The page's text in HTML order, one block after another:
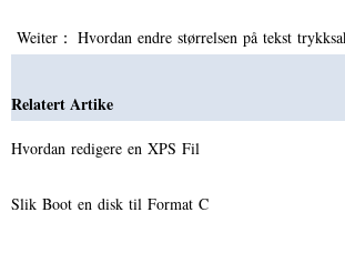
Weiter： Hvordan endre størrelsen på tekst
Relatert Artike
Hvordan redigere en XPS Fil
Slik Boot en disk til Format C